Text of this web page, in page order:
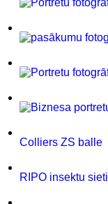
Colliers ZS balle
RIPO insektu sieti